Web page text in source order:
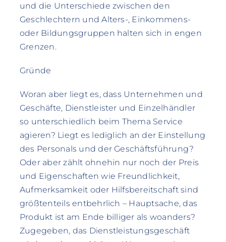
und die Unterschiede zwischen den
Geschlechtern und Alters-, Einkommens-
oder Bildungsgruppen halten sich in engen
Grenzen.
Gründe
Woran aber liegt es, dass Unternehmen und
Geschäfte, Dienstleister und Einzelhändler
so unterschiedlich beim Thema Service
agieren? Liegt es lediglich an der Einstellung
des Personals und der Geschäftsführung?
Oder aber zählt ohnehin nur noch der Preis
und Eigenschaften wie Freundlichkeit,
Aufmerksamkeit oder Hilfsbereitschaft sind
größtenteils entbehrlich – Hauptsache, das
Produkt ist am Ende billiger als woanders?
Zugegeben, das Dienstleistungsgeschäft